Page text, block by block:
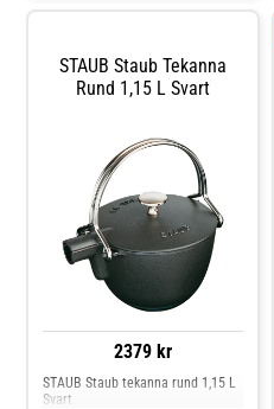
Gjord av gjutjärn.- Högkvalitativt,
reptåligt material.- Vacker
design.- Ergonomiska handtag.-
induktionshäll.- Silver
knopp.Skötselråd för grytan- Tål
diskmaskin. Shoppa Serviser &
Startset och mer Tallrikar hos
Royal Design.
STAUB Staub Tekanna
Rund 1,15 L Svart
2379 kr
STAUB Staub tekanna rund 1,15 L
Svart